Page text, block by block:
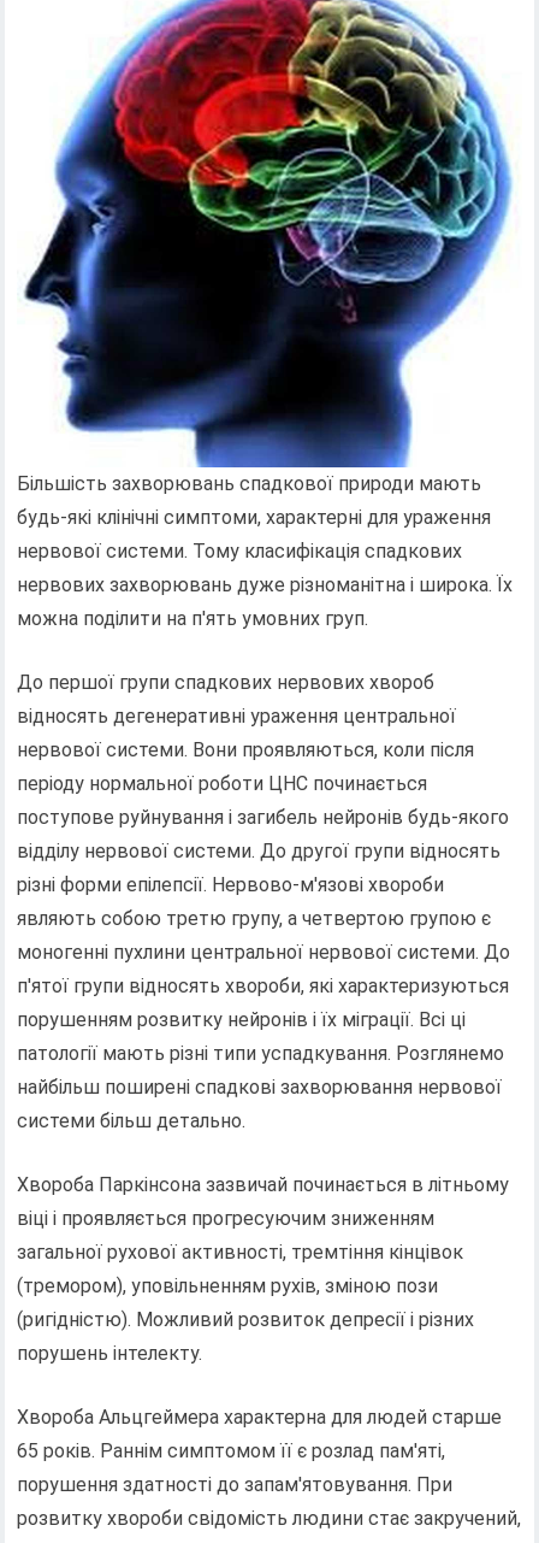
Більшість захворювань спадкової природи мають
будь-які клінічні симптоми, характерні для ураження
нервової системи. Тому класифікація спадкових
нервових захворювань дуже різноманітна і широка. Їх
можна поділити на п'ять умовних груп.
До першої групи спадкових нервових хвороб
відносять дегенеративні ураження центральної
нервової системи. Вони проявляються, коли після
періоду нормальної роботи ЦНС починається
поступове руйнування і загибель нейронів будь-якого
відділу нервової системи. До другої групи відносять
різні форми епілепсії. Нервово-м'язові хвороби
являють собою третю групу, а четвертою групою є
моногенні пухлини центральної нервової системи. До
п'ятої групи відносять хвороби, які характеризуються
порушенням розвитку нейронів і їх міграції. Всі ці
патології мають різні типи успадкування. Розглянемо
найбільш поширені спадкові захворювання нервової
системи більш детально.
Хвороба Паркінсона зазвичай починається в літньому
віці і проявляється прогресуючим зниженням
загальної рухової активності, тремтіння кінцівок
(тремором), уповільненням рухів, зміною пози
(ригідністю). Можливий розвиток депресії і різних
порушень інтелекту.
Хвороба Альцгеймера характерна для людей старше
65 років. Раннім симптомом її є розлад пам'яті,
порушення здатності до запам'ятовування. При
розвитку хвороби свідомість людини стає закручений,